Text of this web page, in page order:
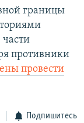
границы
противники
провести
Подпишитесь